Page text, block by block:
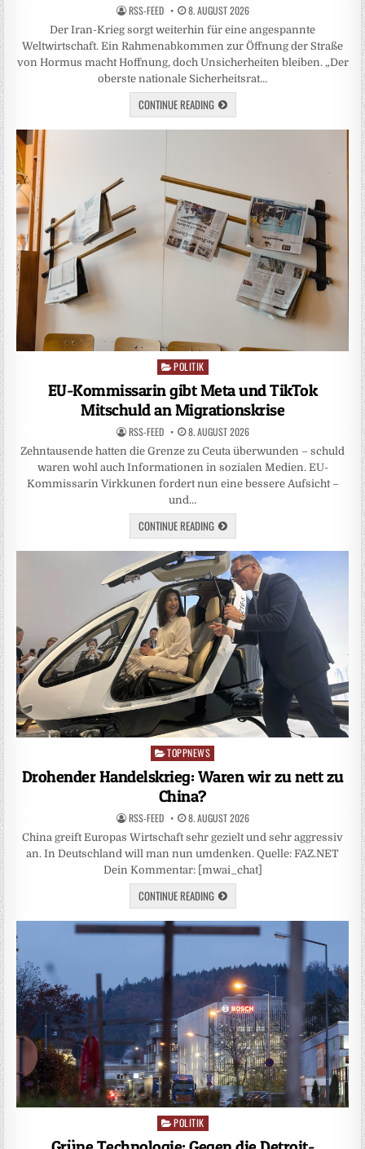
RSS-FEED 8. AUGUST 2026
Der Iran-Krieg sorgt weiterhin für eine angespannte
Weltwirtschaft. Ein Rahmenabkommen zur Öffnung der Straße
von Hormus macht Hoffnung, doch Unsicherheiten bleiben. „Der
oberste nationale Sicherheitsrat…
CONTINUE READING
Posted
in
POLITIK
EU-Kommissarin gibt Meta und TikTok
Mitschuld an Migrationskrise
RSS-FEED 8. AUGUST 2026
Zehntausende hatten die Grenze zu Ceuta überwunden – schuld
waren wohl auch Informationen in sozialen Medien. EU-
Kommissarin Virkkunen fordert nun eine bessere Aufsicht –
und…
CONTINUE READING
Posted
in
TOPPNEWS
Drohender Handelskrieg: Waren wir zu nett zu
China?
RSS-FEED 8. AUGUST 2026
China greift Europas Wirtschaft sehr gezielt und sehr aggressiv
an. In Deutschland will man nun umdenken. Quelle: FAZ.NET
Dein Kommentar: [mwai_chat]
CONTINUE READING
Posted
POLITIK